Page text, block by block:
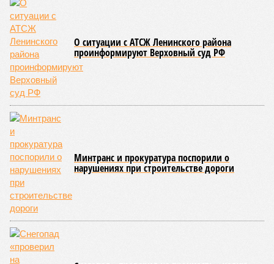
Инициатором и главным организатором творческого вечера
выступила бессменный руководитель центра
Трошина
воспитанников сразу нескольких православных учебных
заведений области и подарить настоящий праздник тем,
кто особенно нуждается в поддержке и внимании.
Участниками концертной программы стали талантливые
учащиеся самого Образовательного центра, а также
воспитанники Покровской православной классической
гимназии имени святого благоверного князя Александра
Невского и ученики Русской православной классической
гимназии имени преподобного Сергия Радонежского.
В зрительном зале собрались особые гости, ради которых
и задумывалось это душевное мероприятие. Приглашения